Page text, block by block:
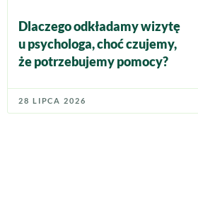
Dlaczego odkładamy wizytę
u psychologa, choć czujemy,
że potrzebujemy pomocy?
28 LIPCA 2026